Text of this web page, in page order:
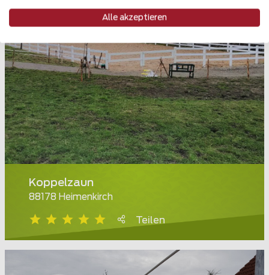
Koppelzaun
88178 Heimenkirch
Teilen
Alle akzeptieren